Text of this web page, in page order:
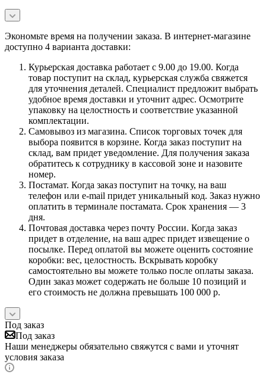
Экономьте время на получении заказа. В интернет-магазине
доступно 4 варианта доставки:
Курьерская доставка работает с 9.00 до 19.00. Когда
товар поступит на склад, курьерская служба свяжется
для уточнения деталей. Специалист предложит выбрать
удобное время доставки и уточнит адрес. Осмотрите
упаковку на целостность и соответствие указанной
комплектации.
Самовывоз из магазина. Список торговых точек для
выбора появится в корзине. Когда заказ поступит на
склад, вам придет уведомление. Для получения заказа
обратитесь к сотруднику в кассовой зоне и назовите
номер.
Постамат. Когда заказ поступит на точку, на ваш
телефон или e-mail придет уникальный код. Заказ нужно
оплатить в терминале постамата. Срок хранения — 3
дня.
Почтовая доставка через почту России. Когда заказ
придет в отделение, на ваш адрес придет извещение о
посылке. Перед оплатой вы можете оценить состояние
коробки: вес, целостность. Вскрывать коробку
самостоятельно вы можете только после оплаты заказа.
Один заказ может содержать не больше 10 позиций и
его стоимость не должна превышать 100 000 р.
Под заказ
Под заказ
Наши менеджеры обязательно свяжутся с вами и уточнят
условия заказа